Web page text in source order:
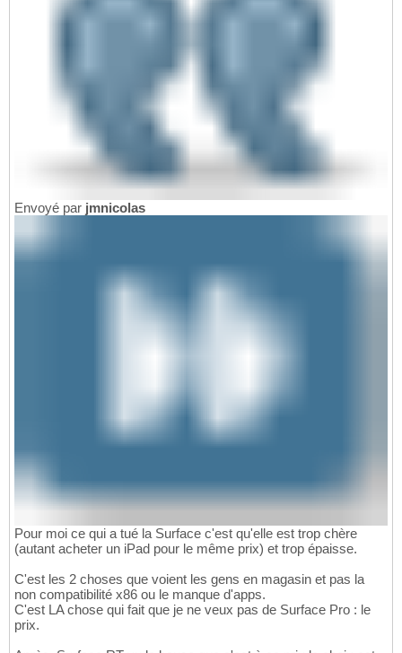
Envoyé par jmnicolas
Pour moi ce qui a tué la Surface c'est qu'elle est trop chère
(autant acheter un iPad pour le même prix) et trop épaisse.
C'est les 2 choses que voient les gens en magasin et pas la
non compatibilité x86 ou le manque d'apps.
C'est LA chose qui fait que je ne veux pas de Surface Pro : le
prix.